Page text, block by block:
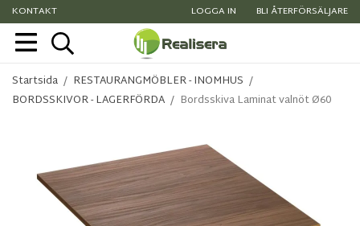
KONTAKT LOGGA IN BLI ÅTERFÖRSÄLJARE
Startsida / RESTAURANGMÖBLER - INOMHUS /
BORDSSKIVOR - LAGERFÖRDA / Bordsskiva Laminat valnöt Ø60